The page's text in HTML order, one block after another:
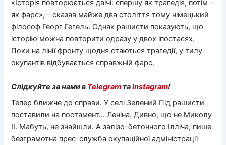
«Історія повторюється двічі: спершу як трагедія, потім –
як фарс», – сказав майже два століття тому німецький
філософ Георг Гегель. Однак рашисти показують, що
історію можна повторити одразу у двох іпостасях.
Поки на лінії фронту щодня стаються трагедії, у тилу
окупантів відбувається справжній фарс.
Слідкуйте за нами в Telegram таInstagram!
Тепер ближче до справи. У селі Зелений Під рашисти
поставили на постамент… Леніна. Дивно, що не Миколу
ІІ. Мабуть, не знайшли. А залізо-бетонного Ілліча, пише
безграмотна прес-служба окупаційної адміністрації